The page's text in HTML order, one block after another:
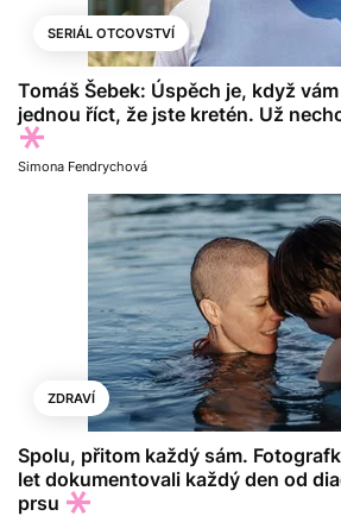
SERIÁL OTCOVSTVÍ
Tomáš Šebek: Úspěch je, když
jednou říct, že jste kretén. Už
Simona Fendrychová
ZDRAVÍ
Spolu, přitom každý sám.
let dokumentovali každý den od
prsu